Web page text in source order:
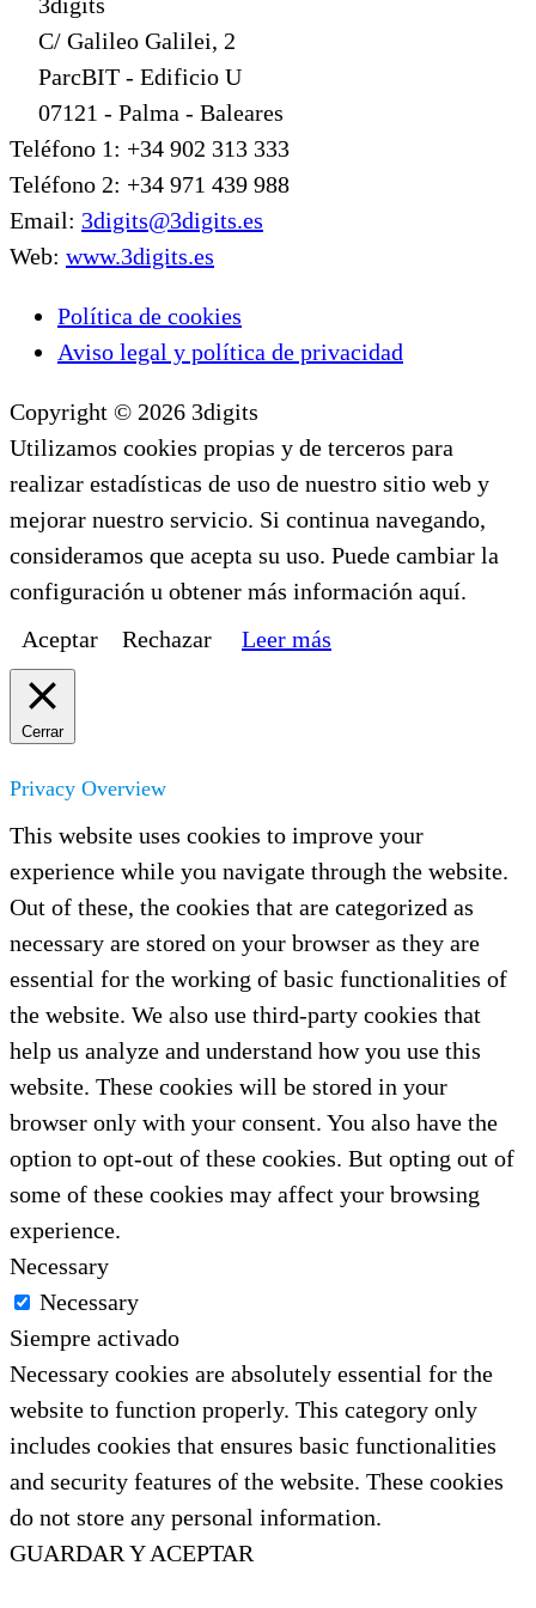
C/ Galileo Galilei, 2
ParcBIT - Edificio U
07121 - Palma - Baleares
Teléfono 1: +34 902 313 333
Teléfono 2: +34 971 439 988
Email: 3digits@3digits.es
Web: www.3digits.es
Política de cookies
Aviso legal y política de privacidad
Copyright © 2026 3digits
Utilizamos cookies propias y de terceros para
realizar estadísticas de uso de nuestro sitio web y
mejorar nuestro servicio. Si continua navegando,
consideramos que acepta su uso. Puede cambiar la
configuración u obtener más información aquí.
Aceptar
Rechazar Leer más
Cerrar
Privacy Overview
This website uses cookies to improve your
experience while you navigate through the website.
Out of these, the cookies that are categorized as
necessary are stored on your browser as they are
essential for the working of basic functionalities of
the website. We also use third-party cookies that
help us analyze and understand how you use this
website. These cookies will be stored in your
browser only with your consent. You also have the
option to opt-out of these cookies. But opting out of
some of these cookies may affect your browsing
experience.
Necessary
Necessary
Siempre activado
Necessary cookies are absolutely essential for the
website to function properly. This category only
includes cookies that ensures basic functionalities
and security features of the website. These cookies
do not store any personal information.
GUARDAR Y ACEPTAR